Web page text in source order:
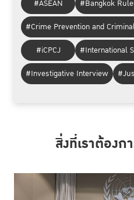
#ASEAN #Bangkok
#Crime Prevention and
#iCPCJ
#International
#Investigative Interview
สิ่งที่เราต้องก